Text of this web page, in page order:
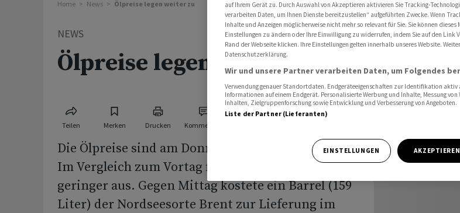
Home News Ölpreise legen weiter zu
NEWS
Ölpreise legen weiter zu
Teilen Merken Drucken Kommentare
Die Ölpreise sind am Donnerstag weiter gestiegen.
Im Vergleich zum Vortag fielen die Aufschläge aber
geringer aus. Gegen Mittag kostete ein Barrel (159
Liter) der Nordseesorte Brent zur Lieferung im
auf Ihrem Gerät zu. Durch Auswahl von Akzeptieren aktivieren Sie Tracking-
verarbeiten Daten, um Ihnen Dienste bereitzustellen“ aufgeführten Zwecke. Wenn
Inhalte und Anzeigen möglicherweise nicht mehr so relevant für Sie. Sie können
Einstellungen zu ändern oder Ihre Einwilligung zu widerrufen, indem Sie auf den Link
Rand der Webseite klicken. Ihre Einstellungen gelten innerhalb unseres Website.
Datenschutzerklärung.
Wir und unsere Partner verarbeiten Daten, um Folgendes
Verwendung genauer Standortdaten. Endgeräteeigenschaften zur Identifikation aktiv
Informationen auf einem Endgerät. Personalisierte Werbung und Inhalte, Messung
Inhalten, Zielgruppenforschung sowie Entwicklung und Verbesserung von Angeboten.
Liste der Partner (Lieferanten)
EINSTELLUNGEN AKZEPTIEREN